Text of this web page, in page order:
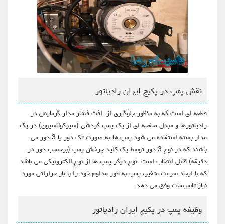
نقش پمپ در پکیج ایران رادیاتور
قطعه ای است که به منظور جلوگیری از افت فشار مدار گرمایش در
رادیاتورها و مبدل صفحه ای از یک پمپ گردشی (سیرکولاسیون) در یک
مدار بسته استفاده می شود.پمپ ها به صورت تک دور یا 3 دور می
باشند که در نوع 3 دور توسط یک کلید چرخش پمپ (برحسب دور در
دقیقه) قابل انتخاب است. نوع دیگر پمپ ها از نوع الکترونیکی می باشد
که با ایجاد سرعت متغیر، پمپ به طور مداوم خود را با بار حراراتی مورد
نیاز تاسیسات وفق می دهد.
وظیفه پمپ در پکیج ایران رادیاتور